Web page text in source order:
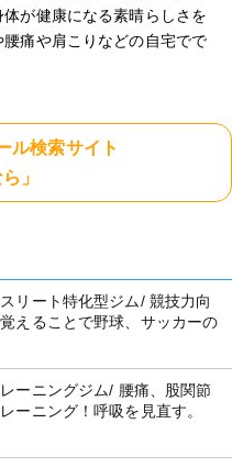
が健康になる素晴らしさを
痛や肩こりなどの自宅でで
ル検索サイト
」
リート特化型ジム/ 競技力向
えることで野球、サッカーの
ーニングジム/ 腰痛、股関節
ーニング！呼吸を見直す。